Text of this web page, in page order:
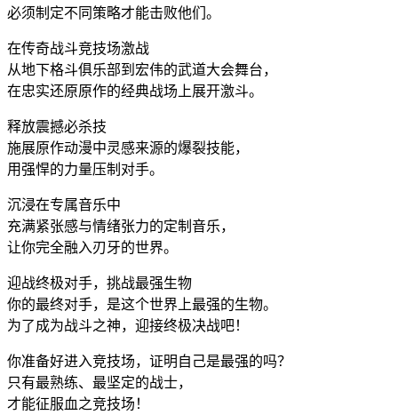
必须制定不同策略才能击败他们。
在传奇战斗竞技场激战
从地下格斗俱乐部到宏伟的武道大会舞台，
在忠实还原原作的经典战场上展开激斗。
释放震撼必杀技
施展原作动漫中灵感来源的爆裂技能，
用强悍的力量压制对手。
沉浸在专属音乐中
充满紧张感与情绪张力的定制音乐，
让你完全融入刃牙的世界。
迎战终极对手，挑战最强生物
你的最终对手，是这个世界上最强的生物。
为了成为战斗之神，迎接终极决战吧！
你准备好进入竞技场，证明自己是最强的吗？
只有最熟练、最坚定的战士，
才能征服血之竞技场！